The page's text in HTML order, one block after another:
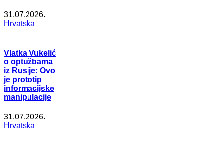
31.07.2026.
Hrvatska
Vlatka Vukelić
o optužbama
iz Rusije: Ovo
je prototip
informacijske
manipulacije
31.07.2026.
Hrvatska